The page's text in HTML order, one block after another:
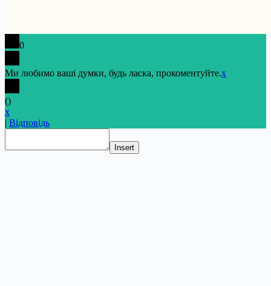
0
Ми любимо ваші думки, будь ласка, прокоментуйте.x
()
x
| Відповідь
Insert